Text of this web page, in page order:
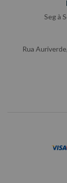
Seg à
Rua